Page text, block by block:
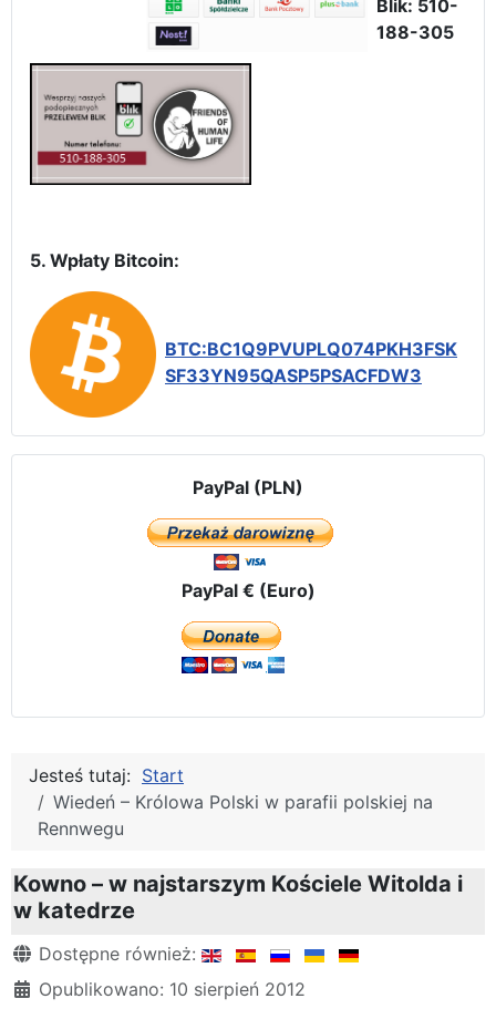
Blik: 510-
188-305
5. Wpłaty Bitcoin:
BTC:BC1Q9PVUPLQ074PKH3FSK
SF33YN95QASP5PSACFDW3
PayPal (PLN)
PayPal € (Euro)
Jesteś tutaj: Start
Wiedeń – Królowa Polski w parafii polskiej na
Rennwegu
Kowno – w najstarszym Kościele Witolda i
w katedrze
Szczegóły
Dostępne również:
Opublikowano: 10 sierpień 2012